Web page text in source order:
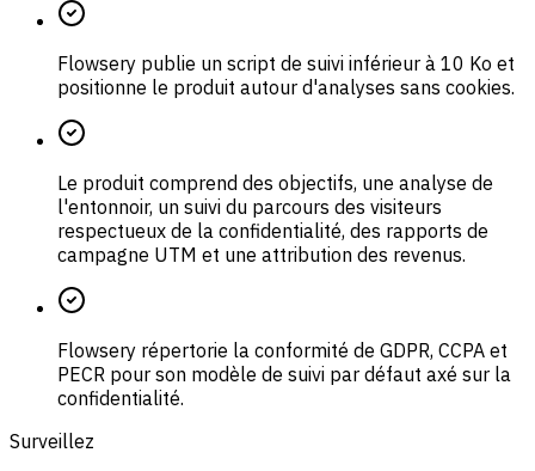
Flowsery publie un script de suivi inférieur à 10 Ko et
positionne le produit autour d'analyses sans cookies.
Le produit comprend des objectifs, une analyse de
l'entonnoir, un suivi du parcours des visiteurs
respectueux de la confidentialité, des rapports de
campagne UTM et une attribution des revenus.
Flowsery répertorie la conformité de GDPR, CCPA et
PECR pour son modèle de suivi par défaut axé sur la
confidentialité.
Surveillez